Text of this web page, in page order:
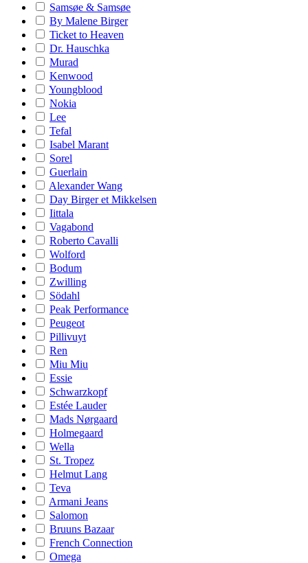
Samsøe & Samsøe
By Malene Birger
Ticket to Heaven
Dr. Hauschka
Murad
Kenwood
Youngblood
Nokia
Lee
Tefal
Isabel Marant
Sorel
Guerlain
Alexander Wang
Day Birger et Mikkelsen
Iittala
Vagabond
Roberto Cavalli
Wolford
Bodum
Zwilling
Södahl
Peak Performance
Peugeot
Pillivuyt
Ren
Miu Miu
Essie
Schwarzkopf
Estée Lauder
Mads Nørgaard
Holmegaard
Wella
St. Tropez
Helmut Lang
Teva
Armani Jeans
Salomon
Bruuns Bazaar
French Connection
Omega